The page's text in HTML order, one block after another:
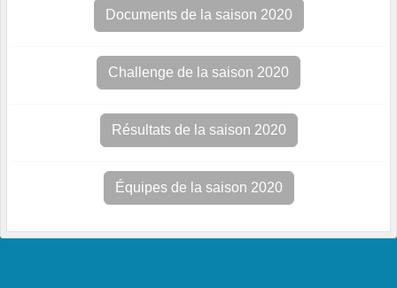
Documents de la saison 2020
Challenge de la saison 2020
Résultats de la saison 2020
Équipes de la saison 2020